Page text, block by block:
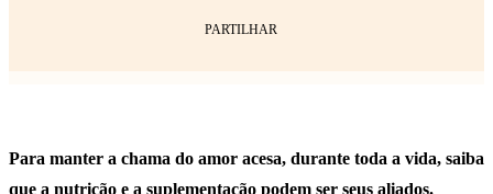
PARTILHAR
Para manter a chama do amor acesa, durante toda a vida, saiba
que a nutrição e a suplementação podem ser seus aliados.